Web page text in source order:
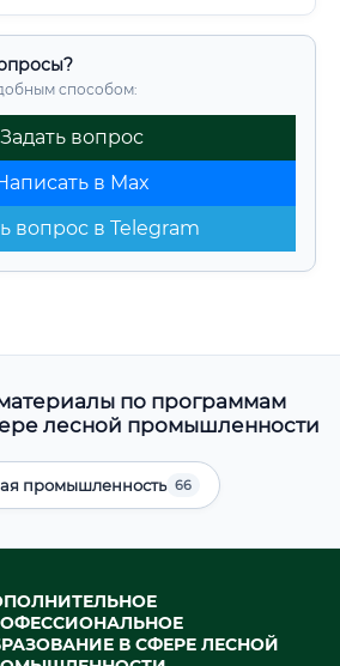
способом:
Задать вопрос
в Max
вопрос в Telegram
по программам
лесной промышленности
промышленность 66
В СФЕРЕ ЛЕСНОЙ